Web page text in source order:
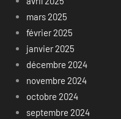
mars 2025
février 2025
janvier 2025
décembre 2024
novembre 2024
octobre 2024
septembre 2024